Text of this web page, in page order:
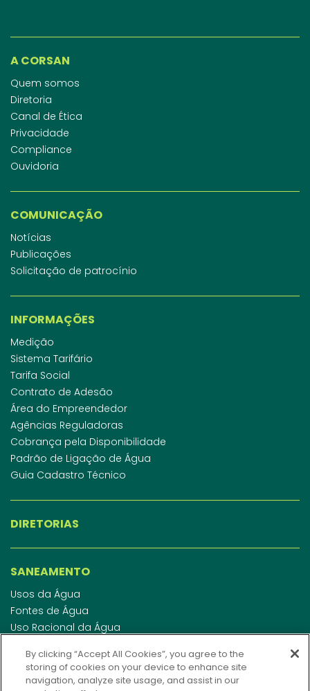
A CORSAN
Quem somos
Diretoria
Canal de Ética
Privacidade
Compliance
Ouvidoria
COMUNICAÇÃO
Notícias
Publicações
Solicitação de patrocínio
INFORMAÇÕES
Medição
Sistema Tarifário
Tarifa Social
Contrato de Adesão
Área do Empreendedor
Agências Reguladoras
Cobrança pela Disponibilidade
Padrão de Ligação de Água
Guia Cadastro Técnico
DIRETORIAS
SANEAMENTO
Usos da Água
Fontes de Água
Uso Racional da Água
Esgotamento Sanitário
Regulamento de Água e Esgoto
By clicking “Accept All Cookies”, you agree to the
storing of cookies on your device to enhance site
navigation, analyze site usage, and assist in our